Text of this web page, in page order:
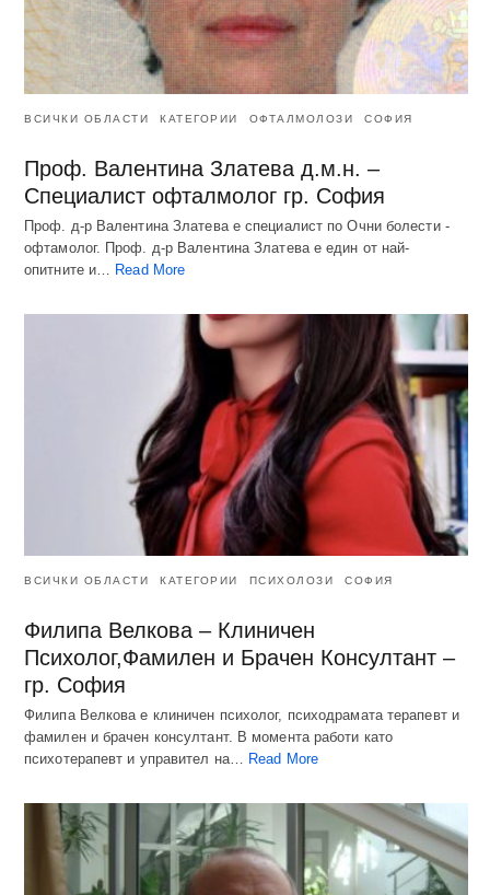
ВСИЧКИ ОБЛАСТИ КАТЕГОРИИ ОФТАЛМОЛОЗИ СОФИЯ
Проф. Валентина Златева д.м.н. –
Специалист офталмолог гр. София
Проф. д-р Валентина Златева е специалист по Очни болести -
офтамолог. Проф. д-р Валентина Златева е един от най-
опитните и… Read More
ВСИЧКИ ОБЛАСТИ КАТЕГОРИИ ПСИХОЛОЗИ СОФИЯ
Филипа Велкова – Клиничен
Психолог,Фамилен и Брачен Консултант –
гр. София
Филипа Велкова е клиничен психолог, психодрамата терапевт и
фамилен и брачен консултант. В момента работи като
психотерапевт и управител на…
Read More